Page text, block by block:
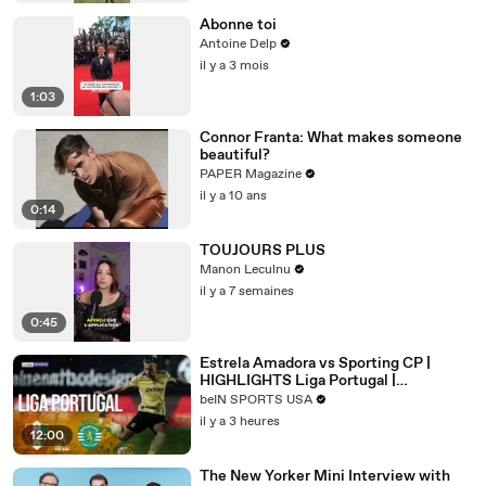
1:03
Abonne toi
Antoine Delp
il y a 3 mois
0:14
Connor Franta: What makes someone
beautiful?
PAPER Magazine
il y a 10 ans
0:45
TOUJOURS PLUS
Manon Leculnu
il y a 7 semaines
12:00
Estrela Amadora vs Sporting CP |
HIGHLIGHTS Liga Portugal |
08/08/2026 | beIN SPORTS USA
beIN SPORTS USA
il y a 3 heures
The New Yorker Mini Interview with